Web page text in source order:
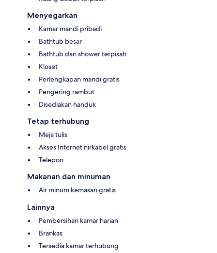
Menyegarkan
Kamar mandi pribadi
Bathtub besar
Bathtub dan shower terpisah
Kloset
Perlengkapan mandi gratis
Pengering rambut
Disediakan handuk
Tetap terhubung
Meja tulis
Akses Internet nirkabel gratis
Telepon
Makanan dan minuman
Air minum kemasan gratis
Lainnya
Pembersihan kamar harian
Brankas
Tersedia kamar terhubung